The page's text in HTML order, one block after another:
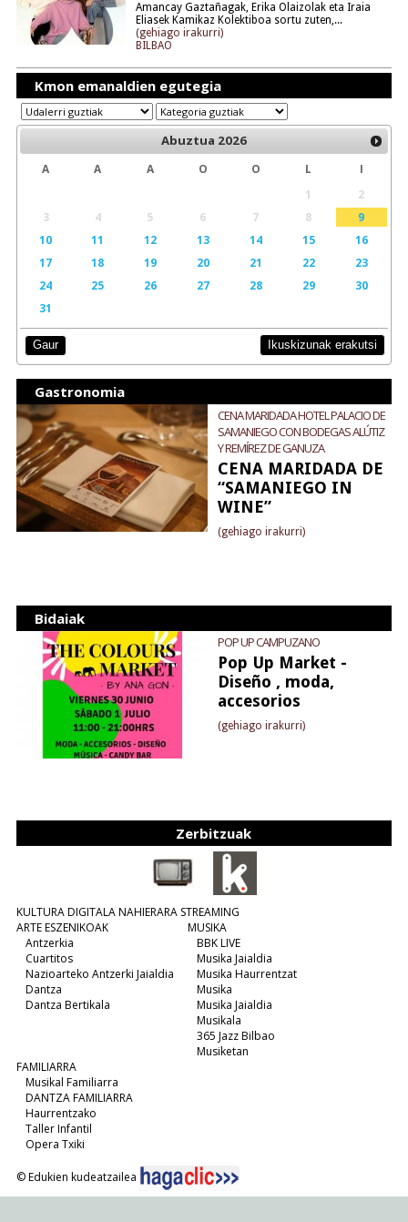
Amancay Gaztañagak, Erika Olaizolak eta Iraia
Eliasek Kamikaz Kolektiboa sortu zuten,...
(gehiago irakurri)
BILBAO
Kmon emanaldien egutegia
Abuztua 2026
A A A O O L
I
1
2
3
4 5 6 7 8
9
10
11 12 13 14 15
16
17
18 19 20 21 22
23
24
25 26 27 28 29
30
31
Gaur Ikuskizunak erakutsi
Gastronomia
CENA MARIDADA HOTEL PALACIO DE
SAMANIEGO CON BODEGAS ALÚTIZ
Y REMÍREZ DE GANUZA
CENA MARIDADA DE
“SAMANIEGO IN
WINE”
(gehiago irakurri)
Bidaiak
POP UP CAMPUZANO
Pop Up Market -
Diseño , moda,
accesorios
(gehiago irakurri)
Zerbitzuak
KULTURA DIGITALA NAHIERARA STREAMING
ARTE ESZENIKOAK
Antzerkia
Cuartitos
Nazioarteko Antzerki Jaialdia
Dantza
Dantza Bertikala
MUSIKA
BBK LIVE
Musika Jaialdia
Musika Haurrentzat
Musika
Musika Jaialdia
Musikala
365 Jazz Bilbao
Musiketan
FAMILIARRA
Musikal Familiarra
DANTZA FAMILIARRA
Haurrentzako
Taller Infantil
Opera Txiki
© Edukien kudeatzailea